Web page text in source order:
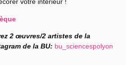
votre intérieur !
2 œuvres/2 artistes de la
de la BU: bu_sciencespolyon